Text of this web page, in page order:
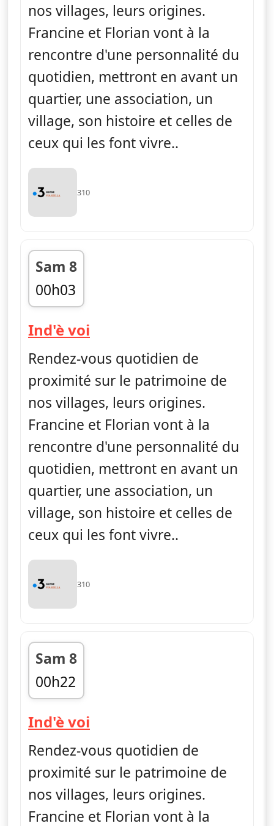
nos villages, leurs origines.
Francine et Florian vont à la
rencontre d'une personnalité du
quotidien, mettront en avant un
quartier, une association, un
village, son histoire et celles de
ceux qui les font vivre..
310
Sam 8
00h03
fin 00h22
Ind'è voi
Rendez-vous quotidien de
proximité sur le patrimoine de
nos villages, leurs origines.
Francine et Florian vont à la
rencontre d'une personnalité du
quotidien, mettront en avant un
quartier, une association, un
village, son histoire et celles de
ceux qui les font vivre..
310
Sam 8
00h22
fin 00h42
Ind'è voi
Rendez-vous quotidien de
proximité sur le patrimoine de
nos villages, leurs origines.
Francine et Florian vont à la